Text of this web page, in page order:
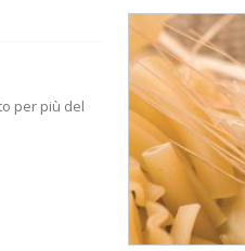
per più del